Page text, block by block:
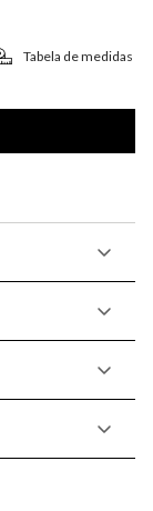
Tabela de medidas